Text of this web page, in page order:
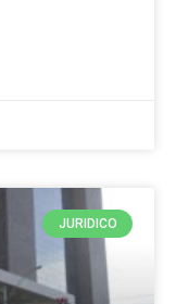
JURIDICO